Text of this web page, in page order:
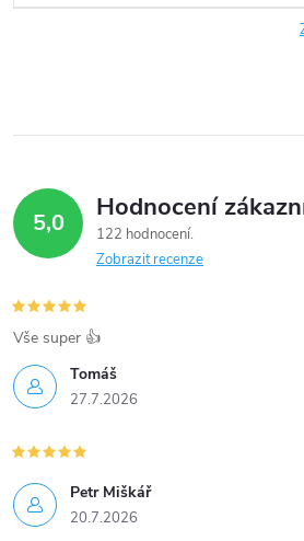
5,0 Hodnocení
122 hodnocení
Zobrazit recenze
Tomáš
27.7.2026
Vše super 👍
Petr Miškář
20.7.2026